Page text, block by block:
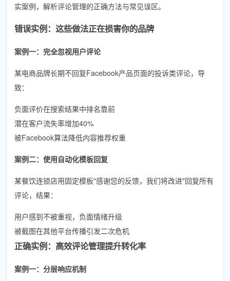
实案例，解析评论管理的正确方法与常见误区。
错误实例：这些做法正在损害你的品牌
案例一：完全忽视用户评论
某电商品牌长期不回复Facebook产品页面的投诉类评论，导
致：
负面评价在搜索结果中排名靠前
潜在客户流失率增加40%
被Facebook算法降低内容推荐权重
案例二：使用自动化模板回复
某餐饮连锁店用固定模板"感谢您的反馈，我们将改进"回复所有
评论，结果：
用户感到不被重视，负面情绪升级
被截图在其他平台传播引发二次危机
正确实例：高效评论管理提升转化率
案例一：分层响应机制